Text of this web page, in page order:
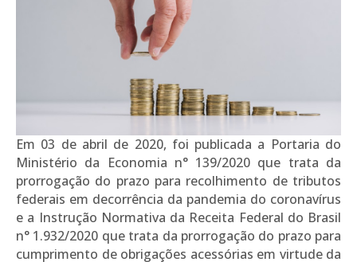
Em 03 de abril de 2020, foi publicada a Portaria do
Ministério da Economia n° 139/2020 que trata da
prorrogação do prazo para recolhimento de tributos
federais em decorrência da pandemia do coronavírus
e a Instrução Normativa da Receita Federal do Brasil
n° 1.932/2020 que trata da prorrogação do prazo para
cumprimento de obrigações acessórias em virtude da